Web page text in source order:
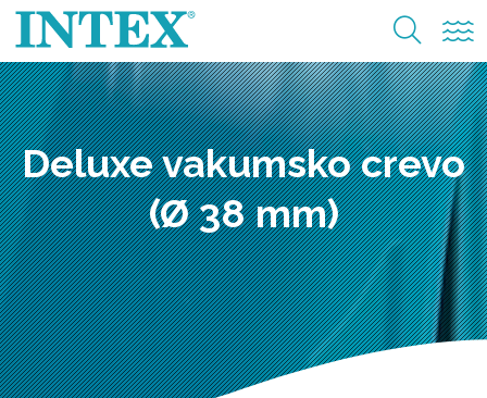
Deluxe vakumsko crevo
(Ø 38 mm)